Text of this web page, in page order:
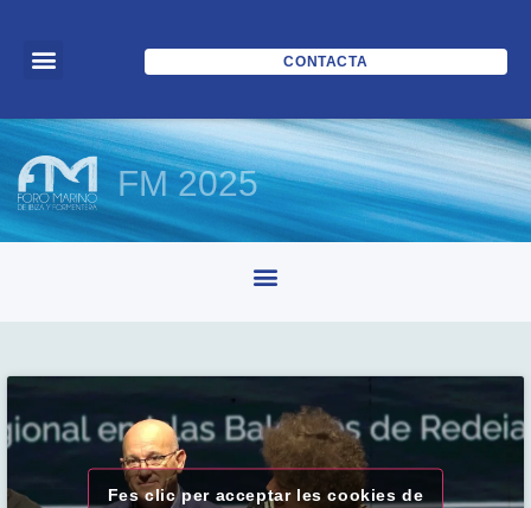
CONTACTA
FM 2025
Fes clic per acceptar les cookies de